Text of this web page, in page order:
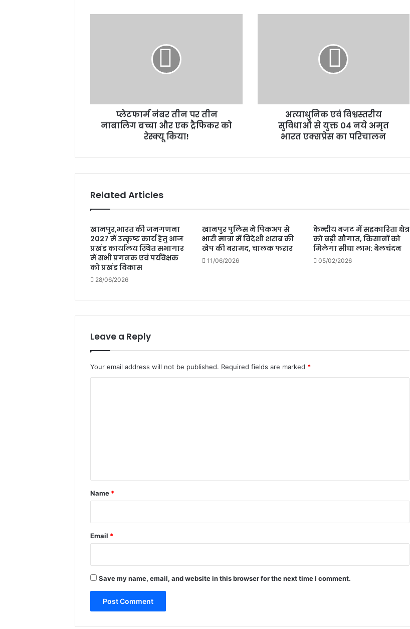
एक
प्लेटफार्म नंबर तीन पर तीन
नाबालिग बच्चा और एक ट्रैफिकर को
रेस्क्यू किया!
अमृत
अत्याधुनिक एवं विश्वस्तरीय
सुविधाओं से युक्त 04 नये अमृत
भारत एक्सप्रेस का परिचालन
Related Articles
खानपुर,भारत की जनगणना
2027 में उत्कृष्ट कार्य हेतु आज
प्रखंड कार्यालय स्थित सभागार
में सभी प्रगनक एवं पर्यवेक्षक
को प्रखंड विकास
28/06/2026
खानपुर पुलिस ने पिकअप से
भारी मात्रा में विदेशी शराब की
खेप की बरामद, चालक फरार
11/06/2026
केन्द्रीय बजट में सहकारिता क्षेत्र
को बड़ी सौगात, किसानों को
मिलेगा सीधा लाभ: बेलचंदन
05/02/2026
Leave a Reply
Your email address will not be published. Required fields are marked *
*
Name *
Email *
Save my name, email, and website in this browser for the next time I comment.